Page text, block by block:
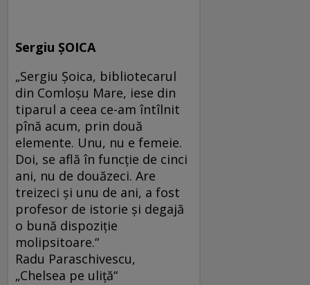
Sergiu ŞOICA
„Sergiu Şoica, bibliotecarul
din Comloşu Mare, iese din
tiparul a ceea ce-am întîlnit
pînă acum, prin două
elemente. Unu, nu e femeie.
Doi, se află în funcţie de cinci
ani, nu de douăzeci. Are
treizeci şi unu de ani, a fost
profesor de istorie şi degajă
o bună dispoziţie
molipsitoare.“
Radu Paraschivescu,
„Chelsea pe uliţă“